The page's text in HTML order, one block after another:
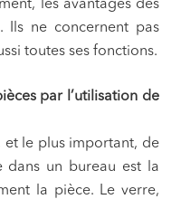
les avantages des
Ils ne concernent pas
toutes ses fonctions.
par l’utilisation de
et le plus important, de
dans un bureau est la
la pièce. Le verre,